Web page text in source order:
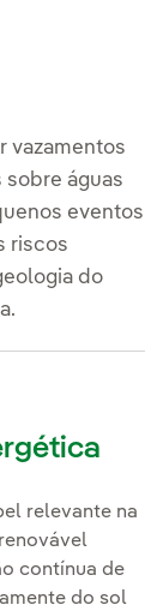
vazamentos
águas
eventos
riscos
do
relevante na
contínua de
do sol